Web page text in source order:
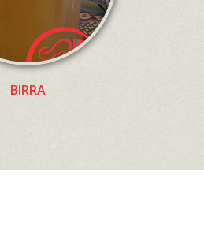
BIRRA